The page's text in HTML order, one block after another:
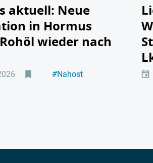
aktuell: Neue
in Hormus
wieder nach
#Nahost